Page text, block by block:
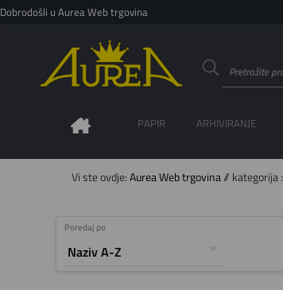
Dobrodošli u Aurea Web trgovina
PAPIR ARHIVIRANJE
Vi ste ovdje: Aurea Web trgovina// kategorija :
Poredaj po